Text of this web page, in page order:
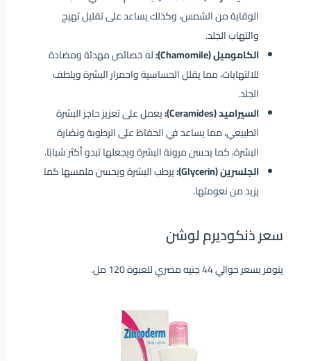
الوقاية من الشمس، وكذلك يساعد على تقليل تهيج
والتهاب الجلد.
الكاموميل (Chamomile):
له خصائص مهدئة ومضادة
للالتهابات، مما يقلل الحساسية واحمرار البشرة ويلطف
الجلد.
السيراميد (Ceramides):
يعمل على تعزيز حاجز البشرة
الطبيعي، مما يساعد في الحفاظ على الرطوبة ونضارة
البشرة، كما يحسن مرونة البشرة ويجعلها تبدو أكثر شبابًا.
الجلسرين (Glycerin):
يرطب البشرة ويحسن ملمسها كما
يزيد من نعومتها.
سعر ذنكوديرم لوشن
يتوفر بسعر حوالي 44 جنيه مصري للعبوة 120 مل.